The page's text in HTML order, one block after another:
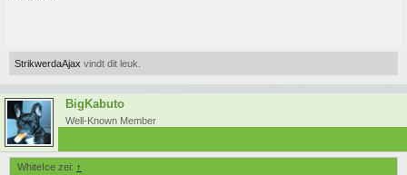
StrikwerdaAjax vindt dit leuk.
BigKabuto
Well-Known Member
WhiteIce zei: ↑